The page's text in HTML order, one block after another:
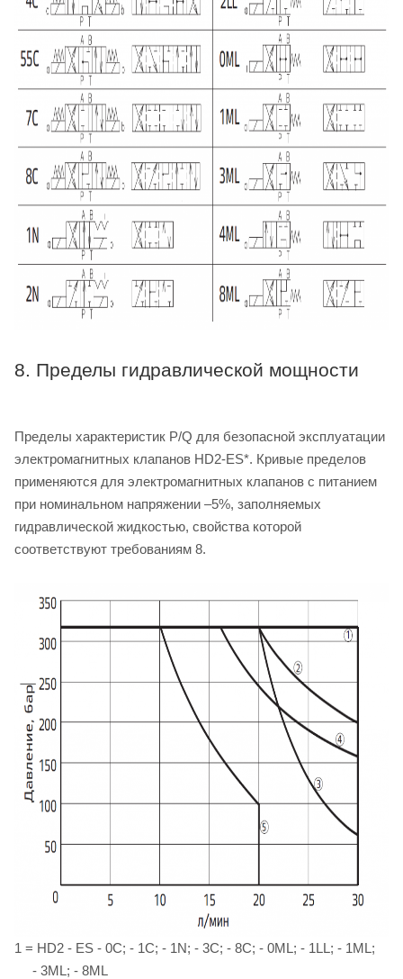
8. Пределы гидравлической мощности
Пределы характеристик P/Q для безопасной эксплуатации
электромагнитных клапанов HD2-ES*. Кривые пределов
применяются для электромагнитных клапанов с питанием
при номинальном напряжении –5%, заполняемых
гидравлической жидкостью, свойства которой
соответствуют требованиям 8.
1 = HD2 - ES - 0C; - 1C; - 1N; - 3C; - 8C; - 0ML; - 1LL; - 1ML;
- 3ML; - 8ML